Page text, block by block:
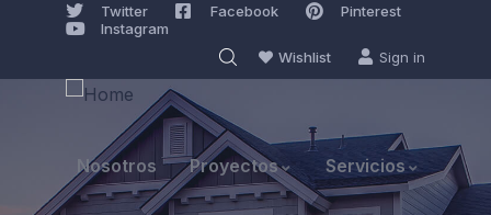
Twitter Facebook
Pinterest
Instagram
Wishlist
Sign in
Nosotros Proyectos Servicios